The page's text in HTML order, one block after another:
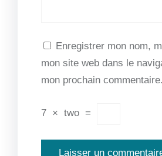
Enregistrer mon nom,
mon site web dans le
mon prochain commentaire.
7 × two =